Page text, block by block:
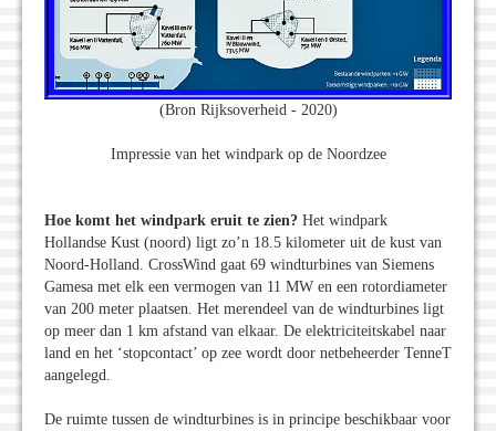
(Bron Rijksoverheid - 2020)
Impressie van het windpark op de Noordzee
Hoe komt het windpark eruit te zien? Het windpark
Hollandse Kust (noord) ligt zo’n 18.5 kilometer uit de kust van
Noord-Holland. CrossWind gaat 69 windturbines van Siemens
Gamesa met elk een vermogen van 11 MW en een rotordiameter
van 200 meter plaatsen. Het merendeel van de windturbines ligt
op meer dan 1 km afstand van elkaar. De elektriciteitskabel naar
land en het ‘stopcontact’ op zee wordt door netbeheerder TenneT
aangelegd.
De ruimte tussen de windturbines is in principe beschikbaar voor